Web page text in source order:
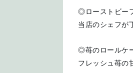
◎ローストビー
当店のシェフが
◎苺のロールケ
フレッシュ苺の